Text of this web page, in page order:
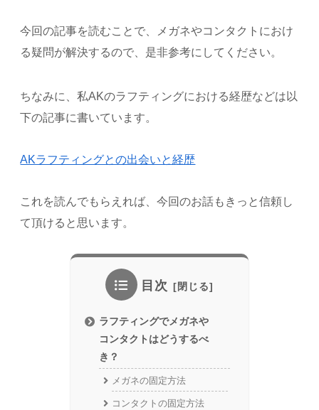
今回の記事を読むことで、メガネやコンタクトにおけ
る疑問が解決するので、是非参考にしてください。
ちなみに、私AKのラフティングにおける経歴などは以
下の記事に書いています。
AKラフティングとの出会いと経歴
これを読んでもらえれば、今回のお話もきっと信頼し
て頂けると思います。
目次
ラフティングでメガネや
コンタクトはどうするべ
き？
メガネの固定方法
コンタクトの固定方法